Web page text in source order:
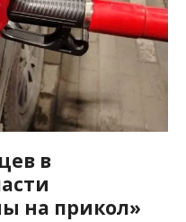
в
на прикол»